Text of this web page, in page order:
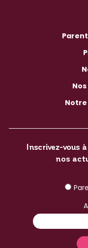
Inscrivez-vous
nos